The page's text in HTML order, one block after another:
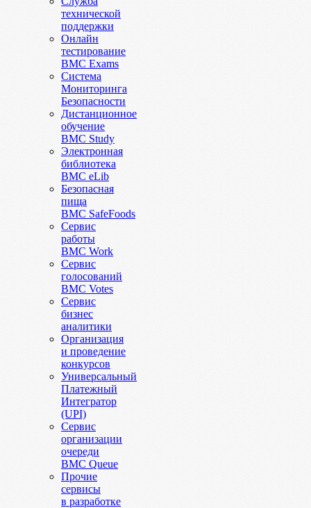
технической
поддержки
Онлайн
тестирование
BMC Exams
Система
Мониторинга
Безопасности
Дистанционное
обучение
BMC Study
Электронная
библиотека
BMC eLib
Безопасная
пища
BMC SafeFoods
Сервис
работы
BMC Work
Сервис
голосований
BMC Votes
Сервис
бизнес
аналитики
Организация
и проведение
конкурсов
Универсальный
Платежный
Интегратор
(UPI)
Сервис
организации
очереди
BMC Queue
Прочие
сервисы
в разработке